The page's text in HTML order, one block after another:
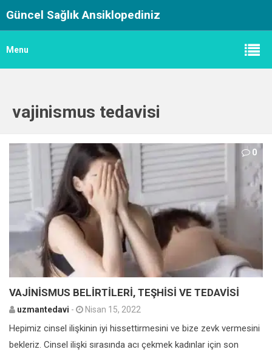
Güncel Sağlık Ansiklopediniz
Menu
vajinismus tedavisi
0
VAJİNİSMUS BELİRTİLERİ, TEŞHİSİ VE TEDAVİSİ
uzmantedavi - Nisan 15, 2022
Hepimiz cinsel ilişkinin iyi hissettirmesini ve bize zevk vermesini
bekleriz. Cinsel ilişki sırasında acı çekmek kadınlar için son